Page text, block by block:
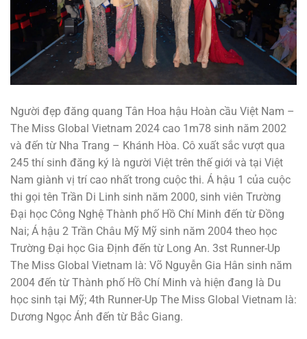
Người đẹp đăng quang Tân Hoa hậu Hoàn cầu Việt Nam –
The Miss Global Vietnam 2024 cao 1m78 sinh năm 2002
và đến từ Nha Trang – Khánh Hòa. Cô xuất sắc vượt qua
245 thí sinh đăng ký là người Việt trên thế giới và tại Việt
Nam giành vị trí cao nhất trong cuộc thi. Á hậu 1 của cuộc
thi gọi tên Trần Di Linh sinh năm 2000, sinh viên Trường
Đại học Công Nghệ Thành phố Hồ Chí Minh đến từ Đồng
Nai; Á hậu 2 Trần Châu Mỹ Mỹ sinh năm 2004 theo học
Trường Đại học Gia Định đến từ Long An. 3st Runner-Up
The Miss Global Vietnam là: Võ Nguyễn Gia Hân sinh năm
2004 đến từ Thành phố Hồ Chí Minh và hiện đang là Du
học sinh tại Mỹ; 4th Runner-Up The Miss Global Vietnam là:
Dương Ngọc Ánh đến từ Bắc Giang.